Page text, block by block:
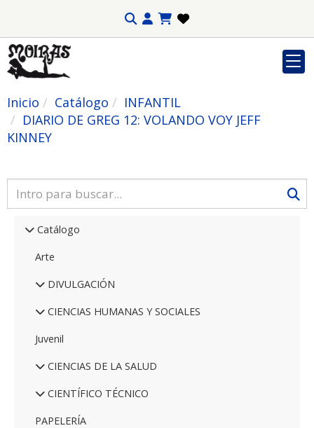
Inicio Catálogo
INFANTIL
DIARIO DE GREG 12: VOLANDO VOY JEFF
KINNEY
Catálogo
Arte
DIVULGACIÓN
CIENCIAS HUMANAS Y SOCIALES
Juvenil
CIENCIAS DE LA SALUD
CIENTÍFICO TÉCNICO
PAPELERÍA